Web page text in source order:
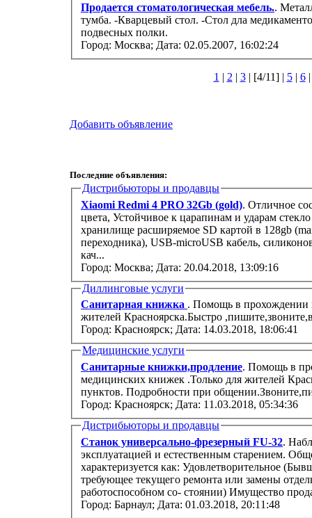
Продается стоматологическая мебель..
тумба. -Кварцевый стол. -Стол дла
подвесных полки.
Город: Москва; Дата: 02.05.2007, 16:02:24
1 | 2 | 3| [4/11] | 5| 6
Добавить объявление
Последние объявления:
Дистрибьюторы и продавцы
Xiaomi Redmi 4 PRO 32Gb (gold). Отличное
цвета, Устойчивое к царапинам и ударам
хранилище расширяемое SD картой в 128gb
переходника), USB-microUSB кабель,
кач...
Город: Москва; Дата: 20.04.2018, 13:09:16
Диллинговые услуги
Санитарная книжка . Помощь в прохождении
жителей Красноярска.Быстро
Город: Красноярск; Дата: 14.03.2018, 18:06:41
Медицинские услуги
Санитарные книжки,продление. Помощь в
медицинских книжек .Только для жителей
пунктов. Подробности при
Город: Красноярск; Дата: 11.03.2018, 05:34:36
Дистрибьюторы и продавцы
Станок универсально-фрезерный FU-32.
эксплуатацией и естественным старением.
характеризуется как: Удовлетворительное
требующее текущего ремонта или замены
работоспособном со- стоянии)
Город: Барнаул; Дата: 01.03.2018, 20:11:48